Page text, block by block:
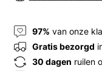
97% van onze
Gratis bezorgd
30 dagen ruilen